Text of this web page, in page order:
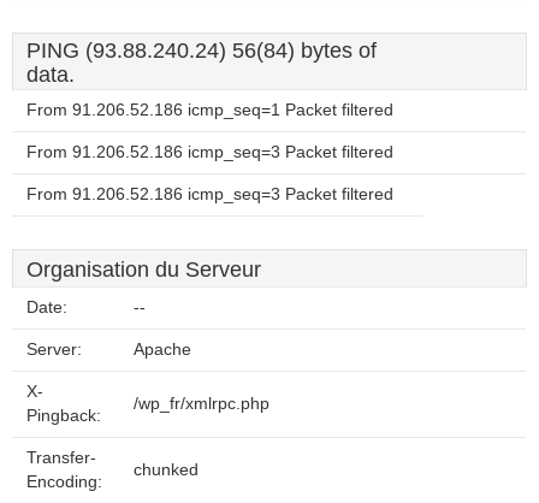
PING (93.88.240.24) 56(84) bytes of
data.
From 91.206.52.186 icmp_seq=1 Packet filtered
From 91.206.52.186 icmp_seq=3 Packet filtered
From 91.206.52.186 icmp_seq=3 Packet filtered
Organisation du Serveur
Date: --
Server: Apache
X-
Pingback:
/wp_fr/xmlrpc.php
Transfer-
Encoding:
chunked